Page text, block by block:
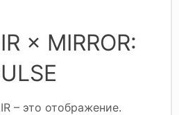
× MIRROR:
– это отображение.